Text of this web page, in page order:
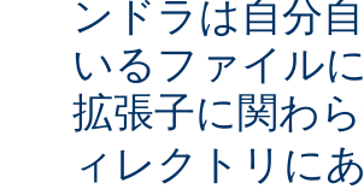
ンドラは自分
いるファイル
拡張子に関わら
ィレクトリに